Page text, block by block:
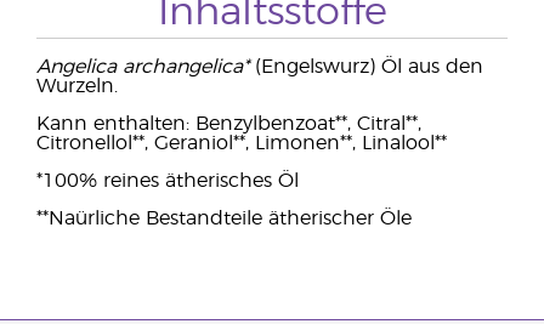
Inhaltsstoffe
Angelica archangelica*(Engelswurz) Öl aus den
Wurzeln.
Kann enthalten: Benzylbenzoat**, Citral**,
Citronellol**, Geraniol**, Limonen**, Linalool**
*100% reines ätherisches Öl
**Naürliche Bestandteile ätherischer Öle